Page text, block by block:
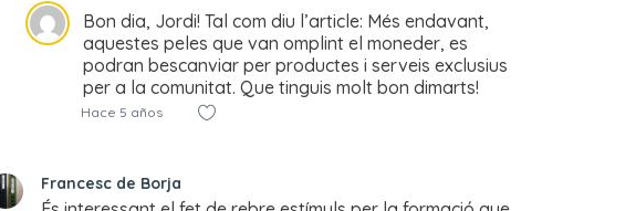
Bon dia, Jordi! Tal com diu l’article: Més endavant,
aquestes peles que van omplint el moneder, es
podran bescanviar per productes i serveis exclusius
per a la comunitat. Que tinguis molt bon dimarts!
Hace 5 años
Francesc de Borja